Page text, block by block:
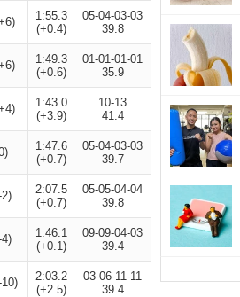
1:55.3
(+0.4)
05-04-03-03
39.8
1:49.3
(+0.6)
01-01-01-01
35.9
1:43.0
(+3.9)
10-13
41.4
1:47.6
(+0.7)
05-04-03-03
39.7
2:07.5
(+0.7)
05-05-04-04
39.8
1:46.1
(+0.1)
09-09-04-03
39.4
2:03.2
(+2.5)
03-06-11-11
39.4